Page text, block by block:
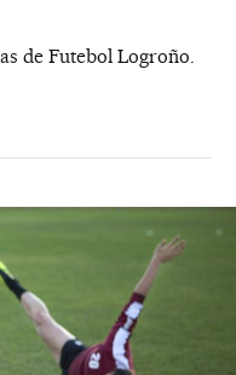
de Futebol Logroño.